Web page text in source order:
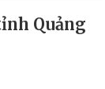
Quảng